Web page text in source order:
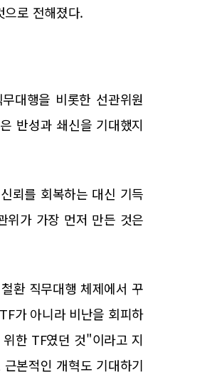
로 전해졌다.
대행을 비롯한 선관위원
반성과 쇄신을 기대했지
뢰를 회복하는 대신 기득
위가 가장 먼저 만든 것은
환 직무대행 체제에서 꾸
가 아니라 비난을 회피하
한 TF였던 것"이라고 지
본적인 개혁도 기대하기